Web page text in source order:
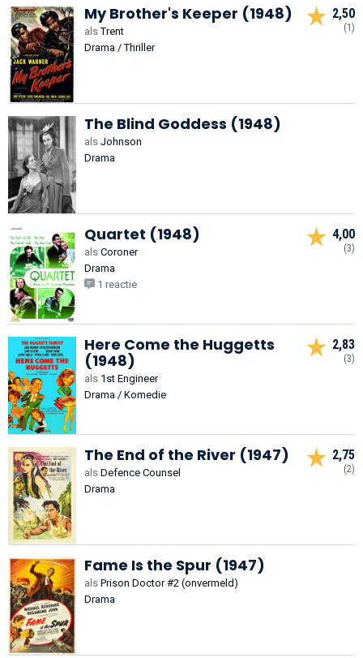
My Brother's Keeper (1948)
alsTrent
Drama / Thriller
2,50
(1)
The Blind Goddess (1948)
als Johnson
Drama
Quartet (1948)
als Coroner
Drama
1 reactie
4,00
(3)
Here Come the Huggetts
(1948)
als 1st Engineer
Drama / Komedie
2,83
(3)
The End of the River (1947)
als Defence Counsel
Drama
2,75
(2)
Fame Is the Spur (1947)
als Prison Doctor #2 (onvermeld)
Drama